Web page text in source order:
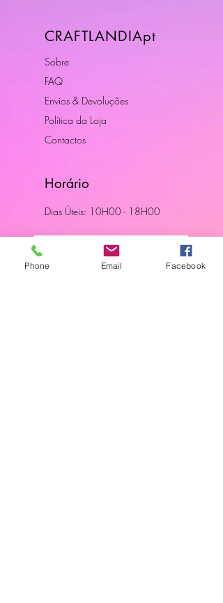
CRAFTLANDIApt
Sobre
FAQ
Envios & Devoluções
Política da Loja
Contactos
Horário
Dias Úteis: 10H00 - 18H00
Junte-se a Nós
Phone Email Facebook